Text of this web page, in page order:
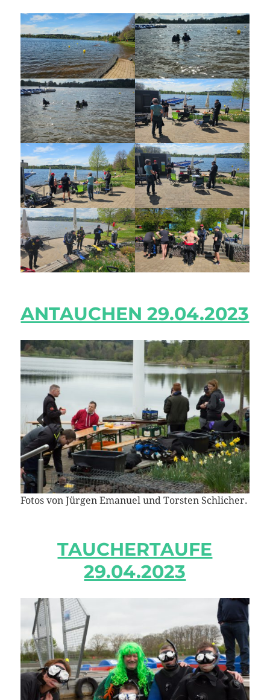
ANTAUCHEN 29.04.2023
Fotos von Jürgen Emanuel und Torsten Schlicher.
TAUCHERTAUFE
29.04.2023